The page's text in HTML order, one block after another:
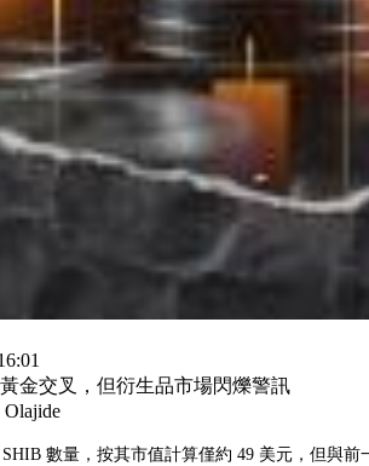
金交叉，但衍生品市場閃爍警訊
數量，按其市值計算僅約 49 美元，但與前